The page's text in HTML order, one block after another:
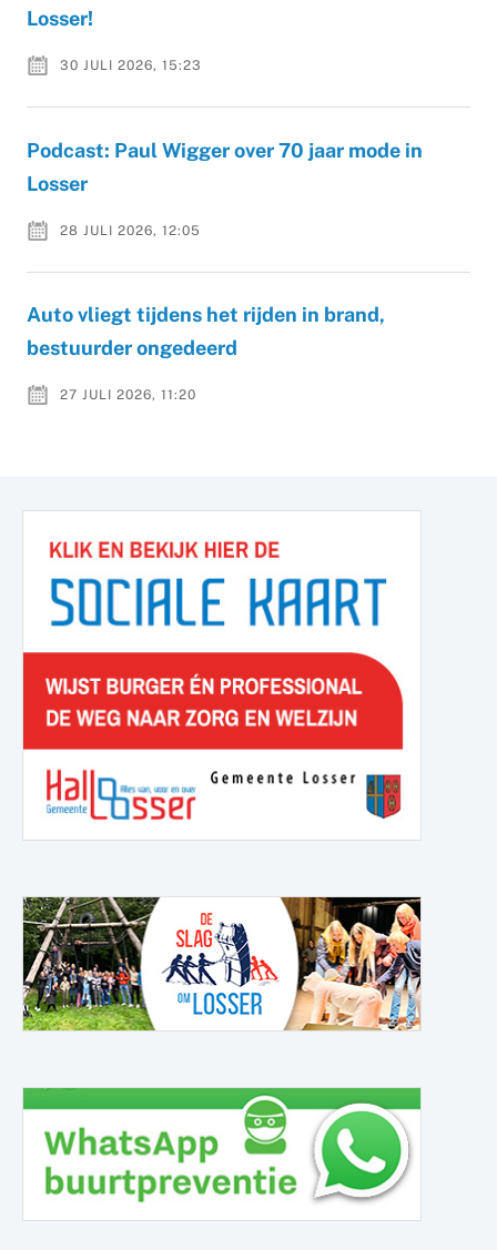
Losser!
30 JULI 2026, 15:23
Podcast: Paul Wigger over 70 jaar mode in
Losser
28 JULI 2026, 12:05
Auto vliegt tijdens het rijden in brand,
bestuurder ongedeerd
27 JULI 2026, 11:20